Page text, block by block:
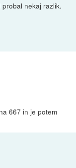
nekaj razlik.
667 in je potem